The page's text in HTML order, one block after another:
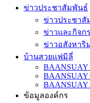
ข่าวประชาสัมพันธ์
ข่าวประชาสั
ข่าวและกิจก
ข่าวอสังหาริ
บ้านสวยแฟมิลี่
BAANSUAY
BAANSUAY
BAANSUAY
ข้อมูลองค์กร